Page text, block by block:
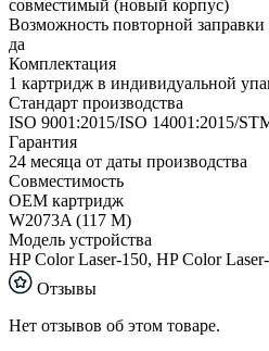
совместимый (новый корпус)
Возможность повторной заправки
да
Комплектация
1 картридж в индивидуальной
Стандарт производства
ISO 9001:2015/ISO 14001:2015/
Гарантия
24 месяца от даты производства
Совместимость
ОЕМ картридж
W2073A (117 M)
Модель устройства
HP Color Laser-150, HP Color
Отзывы
Нет отзывов об этом товаре.